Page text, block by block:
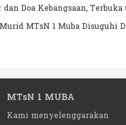
Doa Kebangsaan,
MTsN 1 Muba Disuguhi
MTsN 1 MUBA
Kami menyelenggarakan